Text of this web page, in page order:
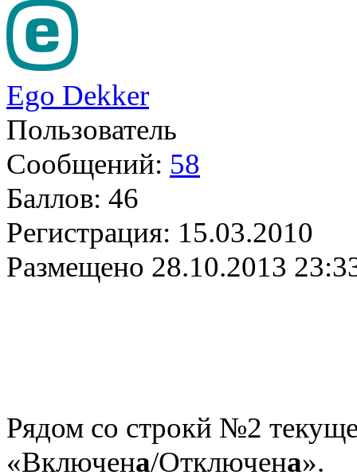
Ego Dekker
Пользователь
Сообщений: 58
Баллов: 46
Регистрация: 15.03.2010
Размещено 28.10.2013
Рядом со строкй №2
«Включена/Отключена».